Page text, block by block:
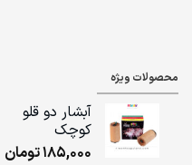
محصولات ویژه
آبشار دو قلو
کوچک
185,000تومان